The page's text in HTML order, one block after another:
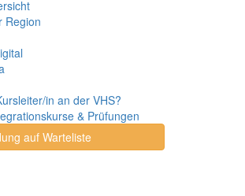
Region
in an der VHS?
& Prüfungen
auf Warteliste